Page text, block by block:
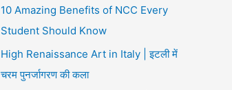
10 Amazing Benefits of NCC Every
Student Should Know
High Renaissance Art in Italy | इटली में
चरम पुनर्जागरण की कला